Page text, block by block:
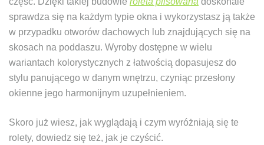
sprawdza się na każdym typie okna i wykorzystasz ją także
w przypadku otworów dachowych lub znajdujących się na
skosach na poddaszu. Wyroby dostępne w wielu
wariantach kolorystycznych z łatwością dopasujesz do
stylu panującego w danym wnętrzu, czyniąc przesłony
okienne jego harmonijnym uzupełnieniem.
Skoro już wiesz, jak wyglądają i czym wyróżniają się te
rolety, dowiedz się też, jak je czyścić.